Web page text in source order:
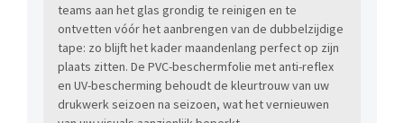
teams aan het glas grondig te reinigen en te
ontvetten vóór het aanbrengen van de dubbelzijdige
tape: zo blijft het kader maandenlang perfect op zijn
plaats zitten. De PVC-beschermfolie met anti-reflex
en UV-bescherming behoudt de kleurtrouw van uw
drukwerk seizoen na seizoen, wat het vernieuwen